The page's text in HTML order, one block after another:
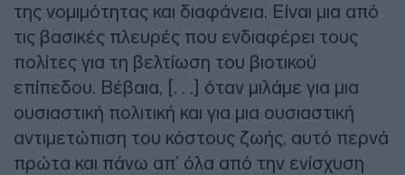
της νομιμότητας και διαφάνεια. Είναι μια από
τις βασικές πλευρές που ενδιαφέρει τους
πολίτες για τη βελτίωση του βιοτικού
επίπεδου. Βέβαια, [. . .] όταν μιλάμε για μια
ουσιαστική πολιτική και για μια ουσιαστική
αντιμετώπιση του κόστους ζωής, αυτό περνά
πρώτα και πάνω απ’ όλα από την ενίσχυση